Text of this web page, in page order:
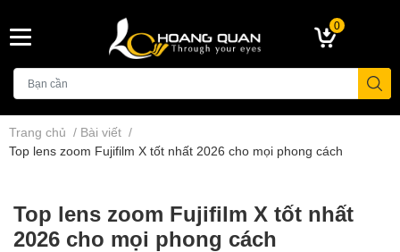
0
Trang chủ / Bài viết /
Top lens zoom Fujifilm X tốt nhất 2026 cho mọi phong cách
Top lens zoom Fujifilm X tốt nhất
2026 cho mọi phong cách